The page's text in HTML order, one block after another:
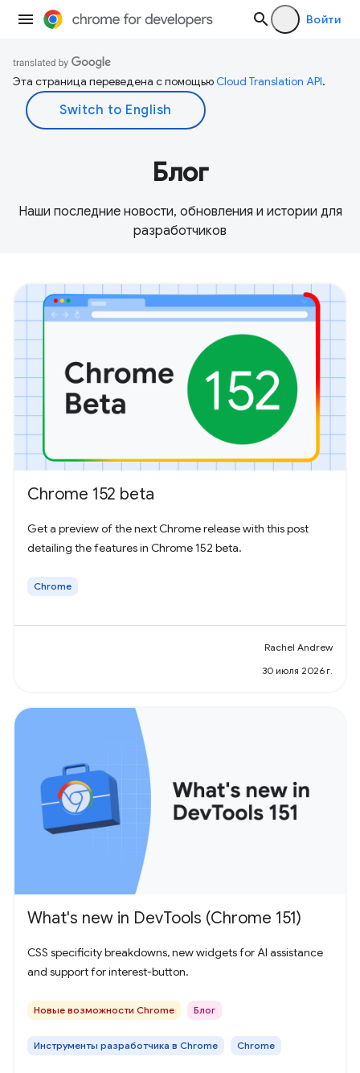
Войти
Эта страница переведена с помощьюCloud Translation API.
Блог
Наши последние новости, обновления и истории для
разработчиков
Chrome 152 beta
Get a preview of the next Chrome release with this post
detailing the features in Chrome 152 beta.
Chrome
Rachel Andrew
30 июля 2026 г.
What's new in DevTools (Chrome 151)
CSS specificity breakdowns, new widgets for AI assistance
and support for interest-button.
Новые возможности Chrome Блог
Инструменты разработчика в Chrome Chrome